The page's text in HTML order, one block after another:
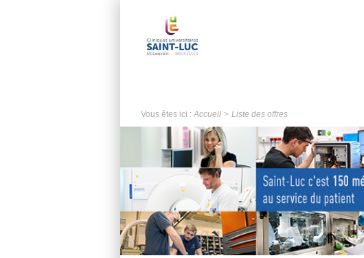
Vous êtes ici : Accueil Liste des offres